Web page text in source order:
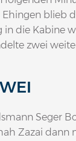
blieb
die Kabine
zwei
Seger
Zazai dann